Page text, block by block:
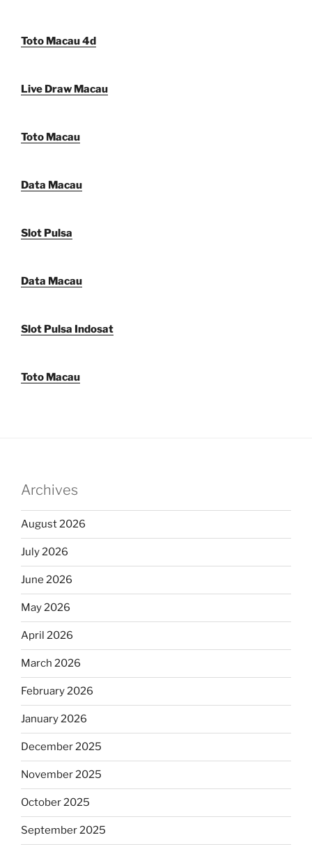
Toto Macau 4d
Live Draw Macau
Toto Macau
Data Macau
Slot Pulsa
Data Macau
Slot Pulsa Indosat
Toto Macau
Archives
August 2026
July 2026
June 2026
May 2026
April 2026
March 2026
February 2026
January 2026
December 2025
November 2025
October 2025
September 2025